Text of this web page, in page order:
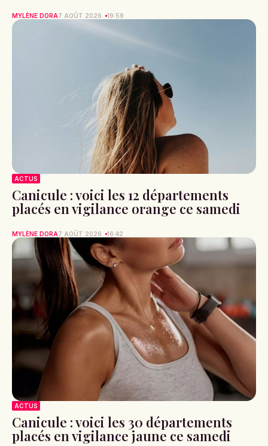
MYLÈNE DORA7 AOÛT 2026 19:59
ACTUS
Canicule : voici les 12 départements
placés en vigilance orange ce samedi
MYLÈNE DORA7 AOÛT 2026 16:42
ACTUS
Canicule : voici les 30 départements
placés en vigilance jaune ce samedi